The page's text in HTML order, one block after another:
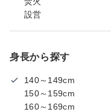
設営
身長から探す
140～149cm
150～159cm
160～169cm